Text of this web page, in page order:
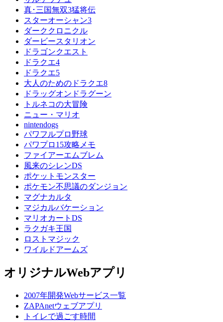
真･三国無双3猛将伝
スターオーシャン3
ダーククロニクル
ダービースタリオン
ドラゴンクエスト
ドラクエ4
ドラクエ5
大人のためのドラクエ8
ドラッグオンドラグーン
トルネコの大冒険
ニュー・マリオ
nintendogs
パワフルプロ野球
パワプロ15攻略メモ
ファイアーエムブレム
風来のシレンDS
ポケットモンスター
ポケモン不思議のダンジョン
マグナカルタ
マジカルバケーション
マリオカートDS
ラクガキ王国
ロストマジック
ワイルドアームズ
オリジナルWebアプリ
2007年開発Webサービス一覧
ZAPAnetウェブアプリ
トイレで過ごす時間